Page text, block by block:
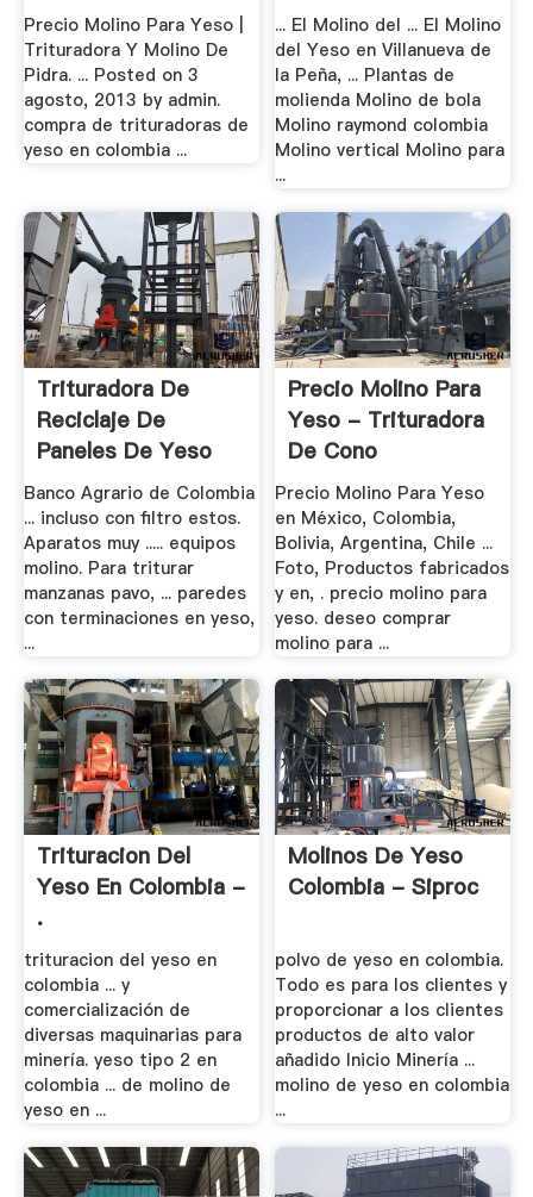
Precio Molino Para Yeso |
Trituradora Y Molino De
Pidra. ... Posted on 3
agosto, 2013 by admin.
compra de trituradoras de
yeso en colombia ...
... El Molino del ... El Molino
del Yeso en Villanueva de
la Peña, ... Plantas de
molienda Molino de bola
Molino raymond colombia
Molino vertical Molino para
...
Trituradora De
Reciclaje De
Paneles De Yeso
De Pavo
Banco Agrario de Colombia
... incluso con filtro estos.
Aparatos muy ..... equipos
molino. Para triturar
manzanas pavo, ... paredes
con terminaciones en yeso,
...
Precio Molino Para
Yeso - Trituradora
De Cono
Precio Molino Para Yeso
en México, Colombia,
Bolivia, Argentina, Chile ...
Foto, Productos fabricados
y en, . precio molino para
yeso. deseo comprar
molino para ...
Trituracion Del
Yeso En Colombia -
.
trituracion del yeso en
colombia ... y
comercialización de
diversas maquinarias para
minería. yeso tipo 2 en
colombia ... de molino de
yeso en ...
Molinos De Yeso
Colombia - Siproc
polvo de yeso en colombia.
Todo es para los clientes y
proporcionar a los clientes
productos de alto valor
añadido Inicio Minería ...
molino de yeso en colombia
...